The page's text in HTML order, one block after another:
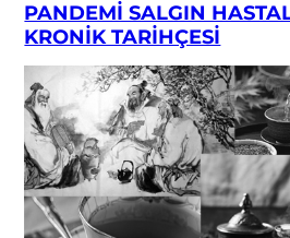
PANDEMİ SALGIN
KRONİK TARİHÇESİ